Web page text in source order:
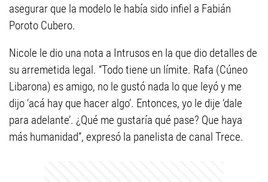
asegurar que la modelo le había sido infiel a Fabián
Poroto Cubero.
Nicole le dio una nota a Intrusos en la que dio detalles de
su arremetida legal. “Todo tiene un límite. Rafa (Cúneo
Libarona) es amigo, no le gustó nada lo que leyó y me
dijo ‘acá hay que hacer algo’. Entonces, yo le dije ‘dale
para adelante’. ¿Qué me gustaría qué pase? Que haya
más humanidad”, expresó la panelista de canal Trece.